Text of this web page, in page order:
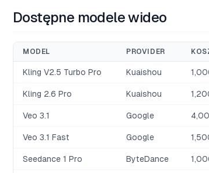
Dostępne modele wideo
MODEL PROVIDER
Kling V2.5 Turbo Pro Kuaishou
Kling 2.6 Pro Kuaishou
Veo 3.1 Google
Veo 3.1 Fast Google
Seedance 1 Pro ByteDance